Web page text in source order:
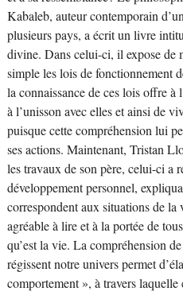
Kabaleb, auteur contemporain
plusieurs pays, a écrit un livre
divine. Dans celui-ci, il expose de
simple les lois de fonctionnement
la connaissance de ces lois offre à
à l’unisson avec elles et ainsi de
puisque cette compréhension lui
ses actions. Maintenant, Tristan
les travaux de son père, celui-ci a
développement personnel,
correspondent aux situations de
agréable à lire et à la portée de
qu’est la vie. La compréhension
régissent notre univers permet
comportement », à travers